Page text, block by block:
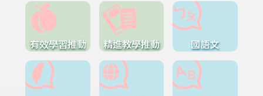
有效學習推動 精進教學推動 國語文